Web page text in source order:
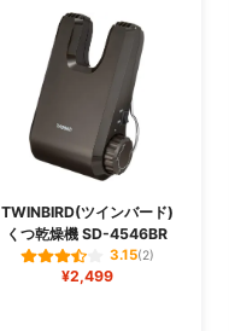
TWINBIRD(ツインバード)
くつ乾燥機 SD-4546BR
3.15(2)
¥2,499